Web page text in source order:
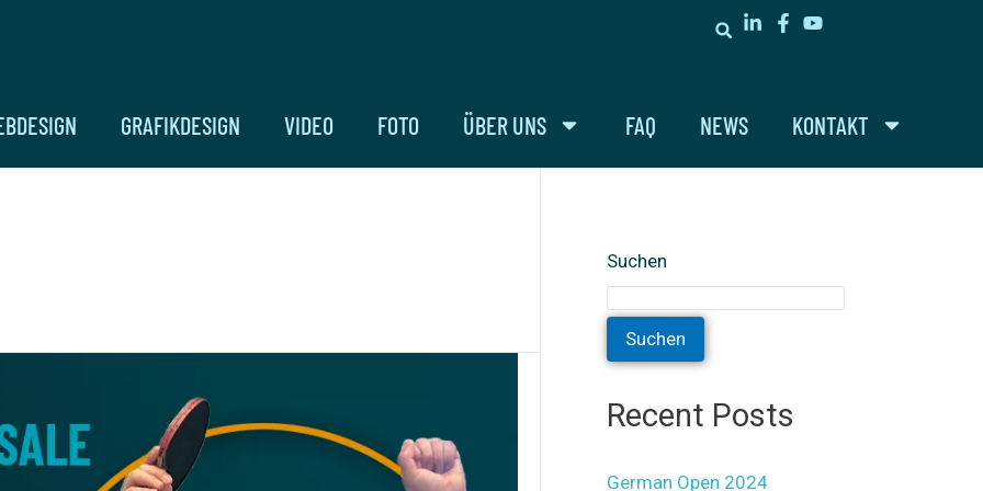
GRAFIKDESIGN VIDEO FOTO ÜBER UNS FAQ NEWS KONTAKT
Suchen
Suchen
Recent Posts
German Open 2024